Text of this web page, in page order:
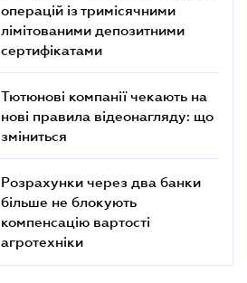
операцій із тримісячними
лімітованими депозитними
сертифікатами
Тютюнові компанії чекають на
нові правила відеонагляду: що
зміниться
Розрахунки через два банки
більше не блокують
компенсацію вартості
агротехніки